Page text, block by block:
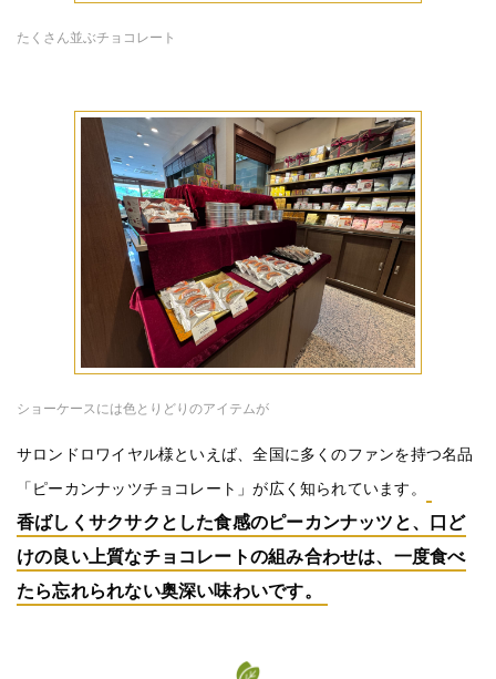
たくさん並ぶチョコレート
ショーケースには色とりどりのアイテムが
サロンドロワイヤル様といえば、全国に多くのファンを持つ名品
「ピーカンナッツチョコレート」が広く知られています。
香ばしくサクサクとした食感のピーカンナッツと、口ど
けの良い上質なチョコレートの組み合わせは、一度食べ
たら忘れられない奥深い味わいです。